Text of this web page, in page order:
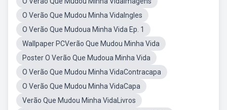
O Verão Que Mudou Minha VidaIngles
O Verão Que Mudoua Minha Vida Ep. 1
Wallpaper PCVerão Que Mudou Minha Vida
Poster O Verão Que Mudoua Minha Vida
O Verão Que Mudou Minha VidaContracapa
O Verão Que Mudou Minha VidaCapa
Verão Que Mudou Minha VidaLivros